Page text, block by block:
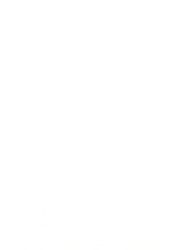
ini adalah ketersediaan
“Bangunan utama
persegi, ditambah area
Karena itu, kebutuhan
Sementara itu,
M Nurman Setiaji,
melalui proses
dan dinyatakan